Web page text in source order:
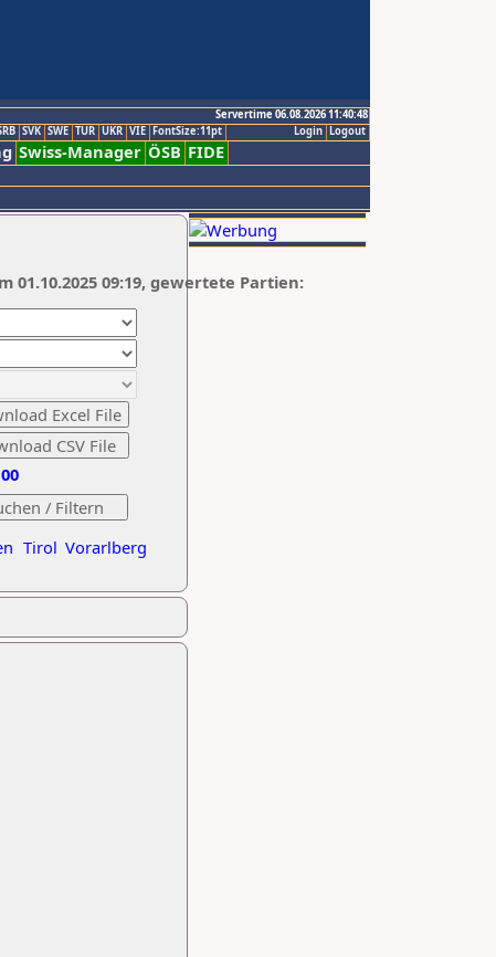
Servertime 06.08.2026 11:40:48
Logout
Login
SVK SWE TUR UKR VIE FontSize:11pt
Swiss-Manager ÖSB FIDE
Tirol Vorarlberg
01.10.2025 09:19, gewertete Partien: